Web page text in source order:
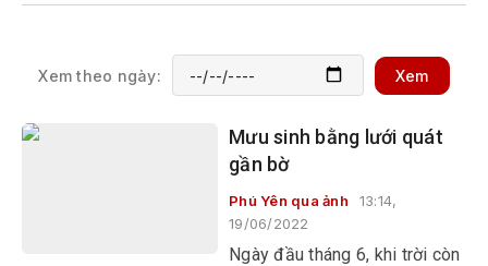
sen đã mang lại thu nhập gấp
đôi, gấp ba so với trồng lúa.
Xem theo ngày: Xem
Mưu sinh bằng lưới quát
gần bờ
Phú Yên qua ảnh
13:14,
19/06/2022
Ngày đầu tháng 6, khi trời còn